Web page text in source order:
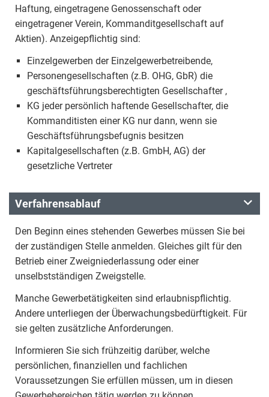
Haftung, eingetragene Genossenschaft oder
eingetragener Verein, Kommanditgesellschaft auf
Aktien). Anzeigepflichtig sind:
Einzelgewerben der Einzelgewerbetreibende,
Personengesellschaften (z.B. OHG, GbR) die
geschäftsführungsberechtigten Gesellschafter ,
KG jeder persönlich haftende Gesellschafter, die
Kommanditisten einer KG nur dann, wenn sie
Geschäftsführungsbefugnis besitzen
Kapitalgesellschaften (z.B. GmbH, AG) der
gesetzliche Vertreter
Verfahrensablauf
Den Beginn eines stehenden Gewerbes müssen Sie bei
der zuständigen Stelle anmelden. Gleiches gilt für den
Betrieb einer Zweigniederlassung oder einer
unselbstständigen Zweigstelle.
Manche Gewerbetätigkeiten sind erlaubnispflichtig.
Andere unterliegen der Überwachungsbedürftigkeit. Für
sie gelten zusätzliche Anforderungen.
Informieren Sie sich frühzeitig darüber, welche
persönlichen, finanziellen und fachlichen
Voraussetzungen Sie erfüllen müssen, um in diesen